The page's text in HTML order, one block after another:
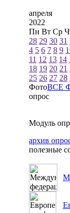
апреля
2022
Пн Вт Ср
28 29 30 31
4 5 6 7 8 9
11 12 13 14
18 19 20 21
25 26 27 28
ФотоВСЕ
опрос
Модуль
архив
полезные